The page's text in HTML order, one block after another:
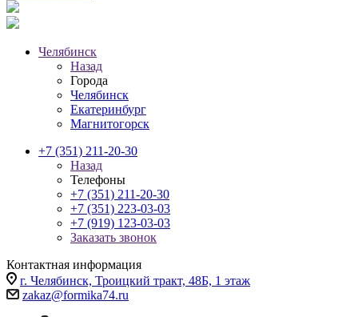
Челябинск
Назад
Города
Челябинск
Екатеринбург
Магнитогорск
+7 (351) 211-20-30
Назад
Телефоны
+7 (351) 211-20-30
+7 (351) 223-03-03
+7 (919) 123-03-03
Заказать звонок
Контактная информация
г. Челябинск, Троицкий тракт, 48Б, 1 этаж
zakaz@formika74.ru